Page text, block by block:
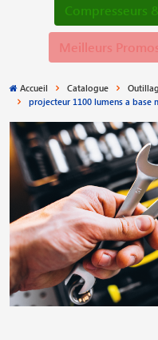
Compresseurs
Meilleurs
Accueil Catalogue
projecteur 1100 lumens a base